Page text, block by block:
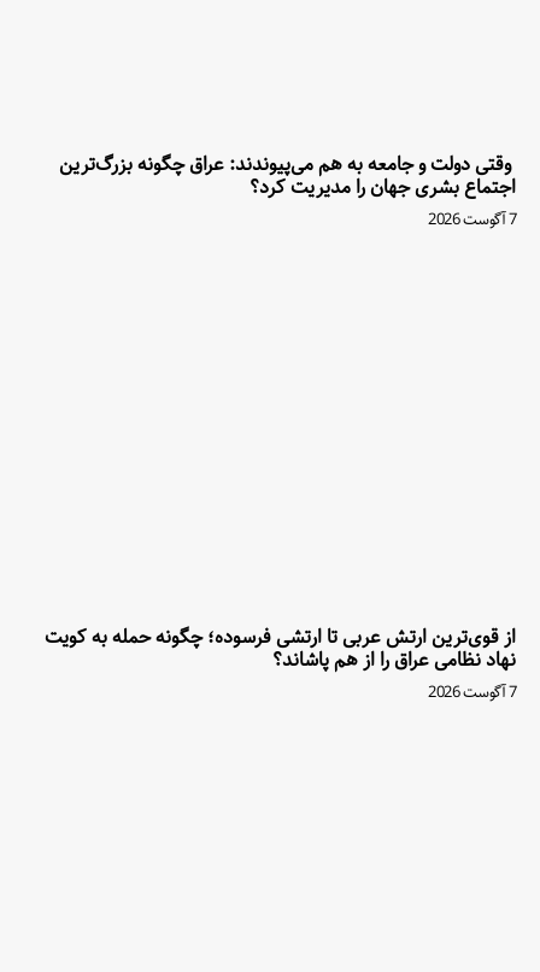
وقتی دولت و جامعه به هم می‌پیوندند: عراق چگونه بزرگ‌ترین
اجتماع بشری جهان را مدیریت کرد؟
7 آگوست 2026
از قوی‌ترین ارتش عربی تا ارتشی فرسوده؛ چگونه حمله به کویت
نهاد نظامی عراق را از هم پاشاند؟
7 آگوست 2026